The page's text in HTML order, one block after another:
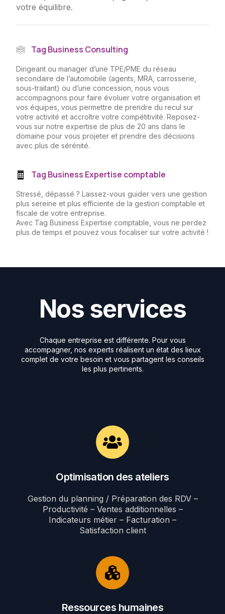
votre équilibre.
Tag Business Consulting
Dirigeant ou manager d’une TPE/PME du réseau
secondaire de l’automobile (agents, MRA, carrosserie,
sous-traitant) ou d’une concession, nous vous
accompagnons pour faire évoluer votre organisation et
vos équipes, vous permettre de prendre du recul sur
votre activité et accroître votre compétitivité. Reposez-
vous sur notre expertise de plus de 20 ans dans le
domaine pour vous projeter et prendre des décisions
avec plus de sérénité.
Tag Business Expertise comptable
Stressé, dépassé ? Laissez-vous guider vers une gestion
plus sereine et plus efficiente de la gestion comptable et
fiscale de votre entreprise.
Avec Tag Business Expertise comptable, vous ne perdez
plus de temps et pouvez vous focaliser sur votre activité !
Nos services
Chaque entreprise est différente. Pour vous
accompagner, nos experts réalisent un état des lieux
complet de votre besoin et vous partagent les conseils
les plus pertinents.
Optimisation des ateliers
Gestion du planning / Préparation des RDV –
Productivité – Ventes additionnelles –
Indicateurs métier – Facturation –
Satisfaction client
Ressources humaines